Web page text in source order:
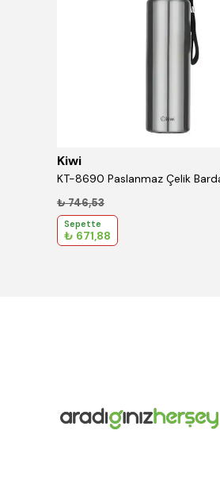
Kiwi
₺ 746,53
Sepette
₺ 671,88